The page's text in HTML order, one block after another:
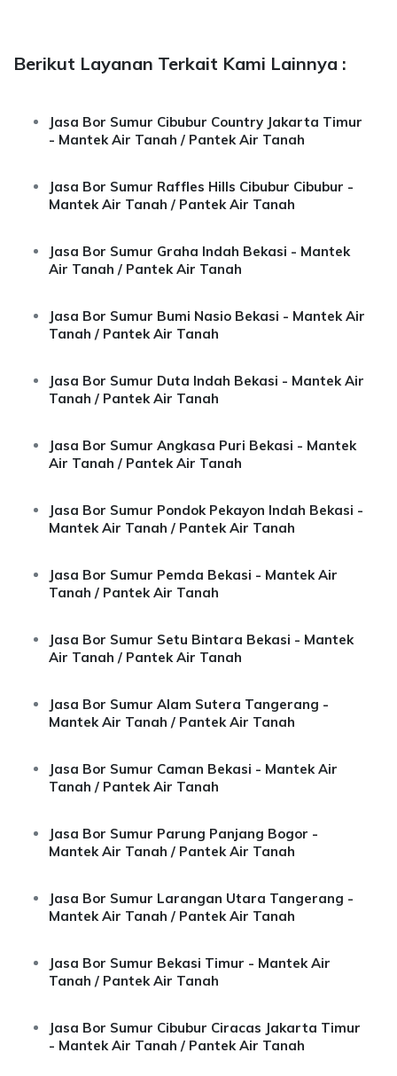
Berikut Layanan Terkait Kami Lainnya :
Jasa Bor Sumur Cibubur Country Jakarta Timur
- Mantek Air Tanah / Pantek Air Tanah
Jasa Bor Sumur Raffles Hills Cibubur Cibubur -
Mantek Air Tanah / Pantek Air Tanah
Jasa Bor Sumur Graha Indah Bekasi - Mantek
Air Tanah / Pantek Air Tanah
Jasa Bor Sumur Bumi Nasio Bekasi - Mantek Air
Tanah / Pantek Air Tanah
Jasa Bor Sumur Duta Indah Bekasi - Mantek Air
Tanah / Pantek Air Tanah
Jasa Bor Sumur Angkasa Puri Bekasi - Mantek
Air Tanah / Pantek Air Tanah
Jasa Bor Sumur Pondok Pekayon Indah Bekasi -
Mantek Air Tanah / Pantek Air Tanah
Jasa Bor Sumur Pemda Bekasi - Mantek Air
Tanah / Pantek Air Tanah
Jasa Bor Sumur Setu Bintara Bekasi - Mantek
Air Tanah / Pantek Air Tanah
Jasa Bor Sumur Alam Sutera Tangerang -
Mantek Air Tanah / Pantek Air Tanah
Jasa Bor Sumur Caman Bekasi - Mantek Air
Tanah / Pantek Air Tanah
Jasa Bor Sumur Parung Panjang Bogor -
Mantek Air Tanah / Pantek Air Tanah
Jasa Bor Sumur Larangan Utara Tangerang -
Mantek Air Tanah / Pantek Air Tanah
Jasa Bor Sumur Bekasi Timur - Mantek Air
Tanah / Pantek Air Tanah
Jasa Bor Sumur Cibubur Ciracas Jakarta Timur
- Mantek Air Tanah / Pantek Air Tanah